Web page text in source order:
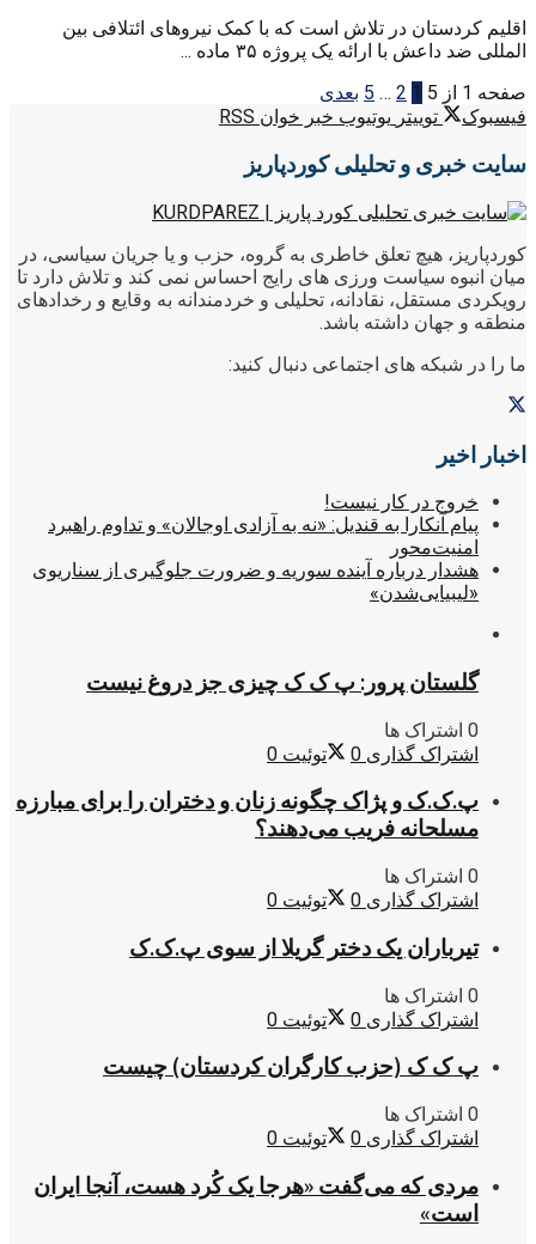
اقلیم کردستان در تلاش است که با کمک نیروهای ائتلافی بین
المللی ضد داعش با ارائه یک پروژه ۳۵ ماده ...
صفحه 1 از 5
1
2
…
5 بعدی
فیسبوک
توییتر یوتیوب خبر خوان RSS
سایت خبری و تحلیلی کوردپاریز
کوردپاریز، هیچ تعلق خاطری به گروه، حزب و یا جریان سیاسی، در
میان انبوه سیاست ورزی های رایج احساس نمی کند و تلاش دارد تا
رویکردی مستقل، نقادانه، تحلیلی و خردمندانه به وقایع و رخدادهای
منطقه و جهان داشته باشد.
ما را در شبکه های اجتماعی دنبال کنید:
اخبار اخیر
خروج در کار نیست!
پیام آنکارا به قندیل: «نه به آزادی اوجالان» و تداوم راهبرد
امنیت‌محور
هشدار درباره آینده سوریه و ضرورت جلوگیری از سناریوی
«لیبیایی‌شدن»
گلستان پرور: پ ک ک چیزی جز دروغ نیست
0 اشتراک ها
اشتراک گذاری 0 توئیت 0
پ.ک.ک و پژاک چگونه زنان و دختران را برای مبارزه
مسلحانه فریب می‌دهند؟
0 اشتراک ها
اشتراک گذاری 0 توئیت 0
تیرباران یک دختر گریلا از سوی پ.ک.ک
0 اشتراک ها
اشتراک گذاری 0 توئیت 0
پ ک ک (حزب کارگران کردستان) چیست
0 اشتراک ها
اشتراک گذاری 0 توئیت 0
مردی که می‌گفت «هرجا یک کُرد هست، آنجا ایران
است»